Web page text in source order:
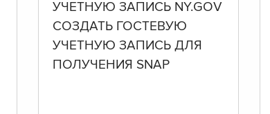
УЧЕТНУЮ ЗАПИСЬ NY.GOV
СОЗДАТЬ ГОСТЕВУЮ
УЧЕТНУЮ ЗАПИСЬ ДЛЯ
ПОЛУЧЕНИЯ SNAP